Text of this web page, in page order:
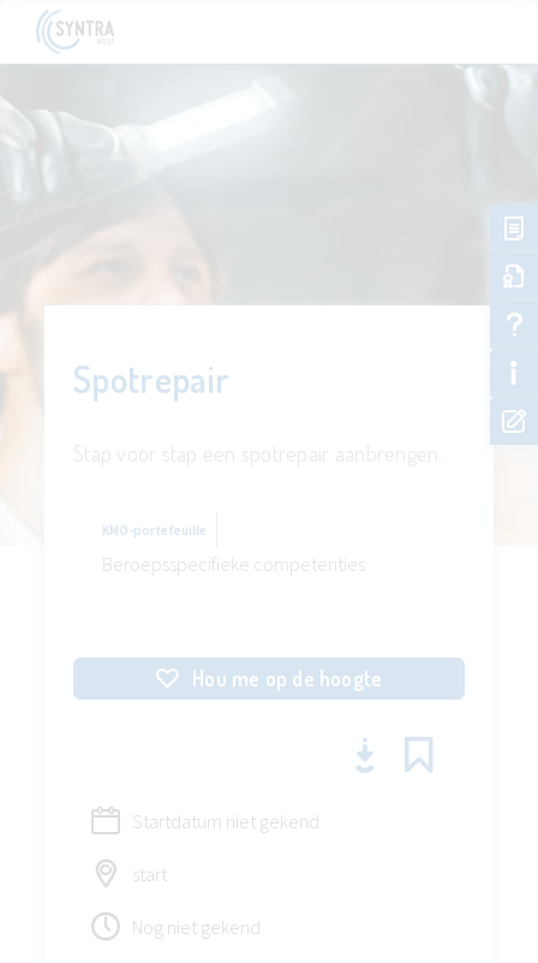
Spotrepair
KMO-portefeuille
Beroepsspecifieke competenties
Hou me op de hoogte
Startdatum niet gekend
start
Nog niet gekend